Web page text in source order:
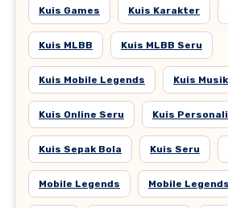
Kuis Games Kuis Karakter
Kuis MLBB Kuis MLBB Seru
Kuis Mobile Legends Kuis Musik
Kuis Online Seru Kuis
Kuis Sepak Bola Kuis Seru
Mobile Legends Mobile